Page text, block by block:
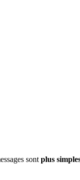
sont plus